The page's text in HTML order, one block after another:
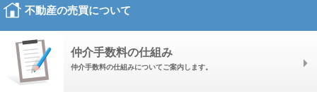
本サイトを通じてお客様から提供いただいた個人情報は、以下の場合を除
■お客様にご承諾いただいた場合
■お客様からのお問い合わせ内容等が、関連会社から回答または対応する
ことが適切と当社が判断した場合
不動産の売買について
仲介手数料の仕組み
仲介手数料の仕組みについてご案内します。